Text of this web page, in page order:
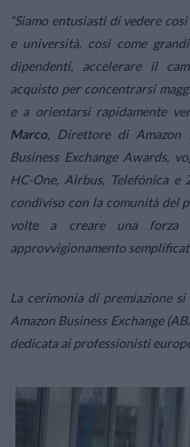
“Siamo entusiasti di vedere
e università, così come
dipendenti, accelerare il
acquisto per concentrarsi
e a orientarsi rapidamente
Marco, Direttore di Amazon
Business Exchange Awards,
HC-One, Airbus, Telefónica
condiviso con la comunità del
volte a creare una
approvvigionamento
La cerimonia di premiazione si
Amazon Business Exchange
dedicata ai professionisti